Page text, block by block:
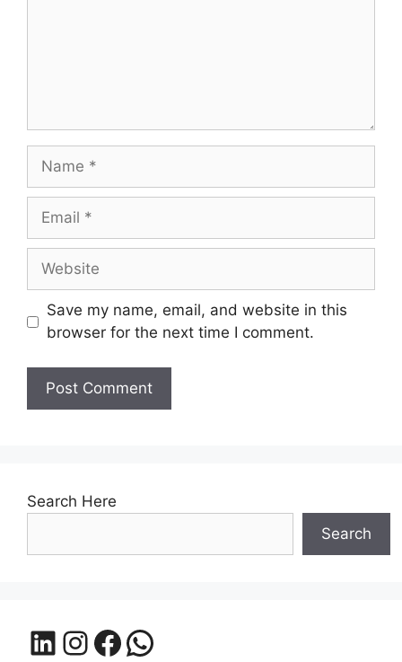
Name
Email
Website
Save my name, email, and website in this
browser for the next time I comment.
Search Here
Search
LinkedIn
Instagram
Facebook
WhatsApp